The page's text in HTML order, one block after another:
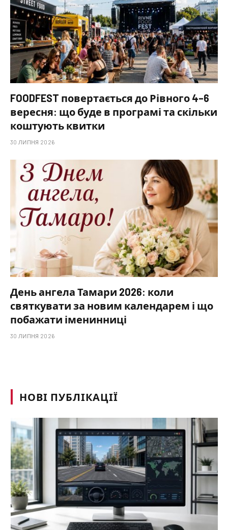
FOODFEST повертається до Рівного 4–6
вересня: що буде в програмі та скільки
коштують квитки
30 ЛИПНЯ 2026
День ангела Тамари 2026: коли
святкувати за новим календарем і що
побажати іменинниці
30 ЛИПНЯ 2026
НОВІ ПУБЛІКАЦІЇ